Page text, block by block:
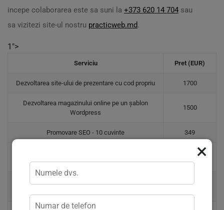
incepe colaborarea este sa suni la +373 620 14 704 sau
sa vizitezi site-ul nostru practicweb.md.
1">
Serviciu Pret (EUR)
Dezvoltarea site-ului de prezentare cu cod propriu 1700
Dezvoltarea magazinului online pe un șablon
Wordpress
1500
Promovare SEO - 10 cuvinte 349
50 + 10% din
buget
Publicitate Youtube - Suport lunar
50 + 10% din
×